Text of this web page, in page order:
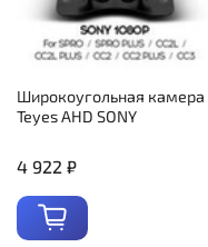
Широкоугольная камера
Teyes AHD SONY
4 922 ₽